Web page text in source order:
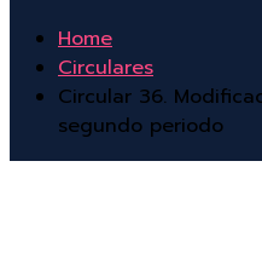
Home
Circulares
Circular 36.
segundo periodo